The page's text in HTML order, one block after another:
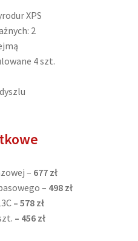
XPS
2
4 szt.
– 677 zł
– 498zł
– 578 zł
– 456 zł